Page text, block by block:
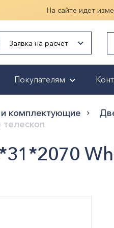
На сайте идет
Заявка на расчет
Покупателям
обмен
комплектующие